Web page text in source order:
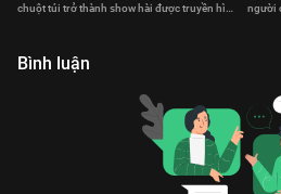
chuột túi trở thành show hài được truyền hình
người
Bình luận